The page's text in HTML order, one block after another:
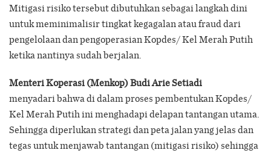
Mitigasi risiko tersebut dibutuhkan sebagai langkah dini
untuk meminimalisir tingkat kegagalan atau fraud dari
pengelolaan dan pengoperasian Kopdes/ Kel Merah Putih
ketika nantinya sudah berjalan.
Menteri Koperasi (Menkop) Budi Arie Setiadi
menyadari bahwa di dalam proses pembentukan Kopdes/
Kel Merah Putih ini menghadapi delapan tantangan utama.
Sehingga diperlukan strategi dan peta jalan yang jelas dan
tegas untuk menjawab tantangan (mitigasi risiko) sehingga